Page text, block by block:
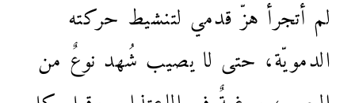
لم أتجرأ هزّ قدمي لتنشيط حركته
الدمويّة، حتى لا يصيب شُهد نوعٌ من